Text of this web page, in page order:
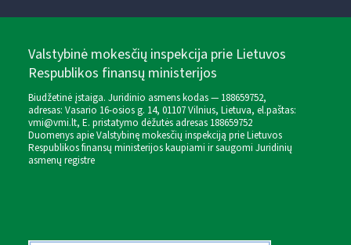
Valstybinė mokesčių inspekcija prie Lietuvos
Respublikos finansų ministerijos
Biudžetinė įstaiga. Juridinio asmens kodas — 188659752,
adresas: Vasario 16-osios g. 14, 01107 Vilnius, Lietuva, el.paštas:
vmi@vmi.lt, E. pristatymo dėžutės adresas 188659752
Duomenys apie Valstybinę mokesčių inspekciją prie Lietuvos
Respublikos finansų ministerijos kaupiami ir saugomi Juridinių
asmenų registre